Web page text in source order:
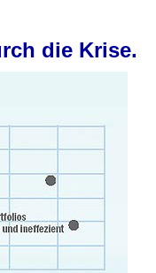
die Krise.